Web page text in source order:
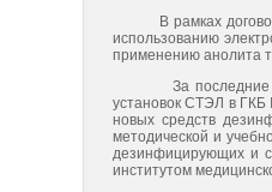
В рамках договора
использованию
применению анолита
За последние два
установок СТЭЛ в
новых средств
методической и
дезинфицирующих и
институтом